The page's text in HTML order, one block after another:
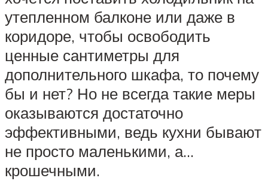
утепленном балконе или даже в
коридоре, чтобы освободить
ценные сантиметры для
дополнительного шкафа, то почему
бы и нет? Но не всегда такие меры
оказываются достаточно
эффективными, ведь кухни бывают
не просто маленькими, а…
крошечными.